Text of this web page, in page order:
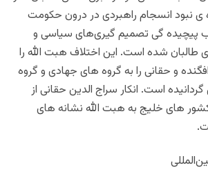
ی نبود انسجام راهبردی در درون حکومت
پیچیده گی تصمیم‌ گیری‌های سیاسی و
طالبان شده است. این اختلاف هبت الله را
و حقانی را به گروه های جهادی و گروه
است. انکار سراج الدین حقانی از
های خلیج به هبت الله نشانه های